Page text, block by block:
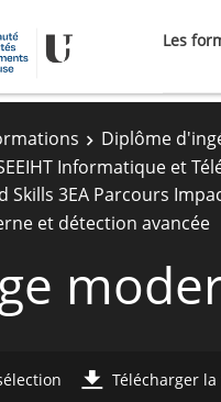
Les
Diplôme
Informatique et
Skills 3EA Parcours
et détection avancée
Télécharger